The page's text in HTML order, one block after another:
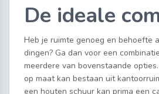
De ideale
Heb je ruimte genoeg en behoefte
dingen? Ga dan voor een
meerdere van bovenstaande
op maat kan bestaan uit
een houten schuur kan prima een